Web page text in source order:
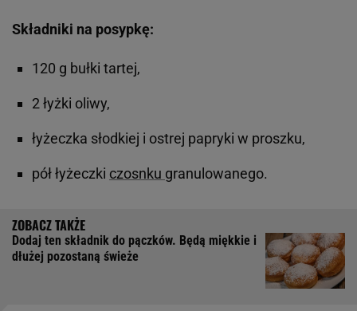
Składniki na posypkę:
120 g bułki tartej,
2 łyżki oliwy,
łyżeczka słodkiej i ostrej papryki w proszku,
pół łyżeczki czosnku granulowanego.
Dodaj ten składnik do pączków. Będą miękkie i
dłużej pozostaną świeże